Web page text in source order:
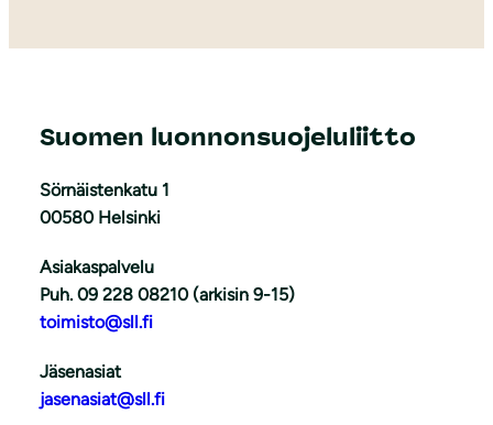
Suomen luonnonsuojeluliitto
Sörnäistenkatu 1
00580 Helsinki
Asiakaspalvelu
Puh. 09 228 08210 (arkisin 9-15)
toimisto@sll.fi
Jäsenasiat
jasenasiat@sll.fi